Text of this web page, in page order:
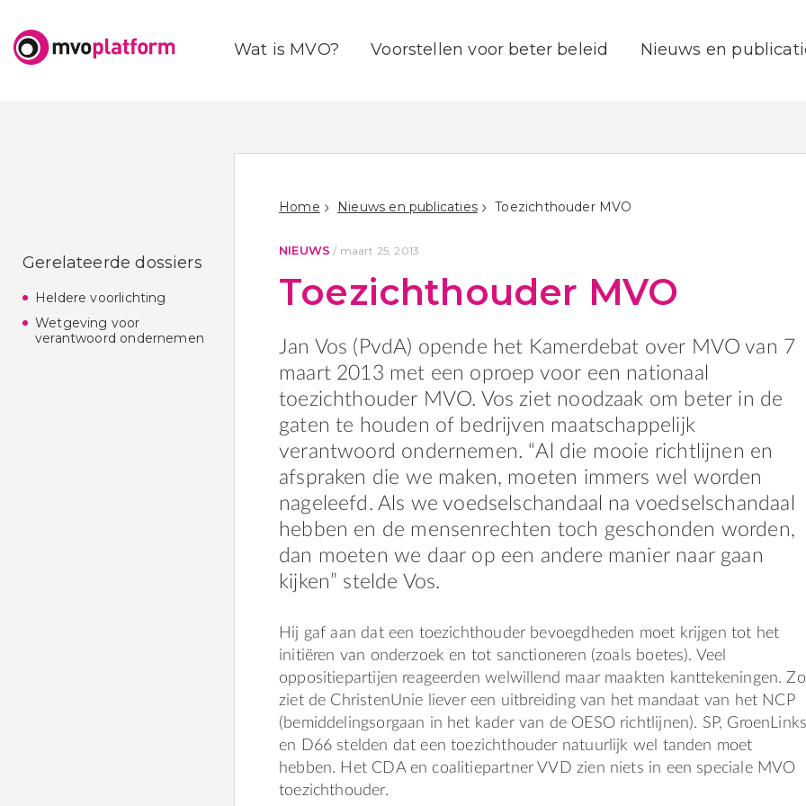
Wat is MVO? Voorstellen voor beter beleid Nieuws en
Gerelateerde dossiers
Heldere voorlichting
Wetgeving voor
verantwoord ondernemen
Home Nieuws en publicaties Toezichthouder MVO
NIEUWS / maart 25, 2013
Toezichthouder MVO
Jan Vos (PvdA) opende het Kamerdebat over MVO van 7
maart 2013 met een oproep voor een nationaal
toezichthouder MVO. Vos ziet noodzaak om beter in de
gaten te houden of bedrijven maatschappelijk
verantwoord ondernemen. “Al die mooie richtlijnen en
afspraken die we maken, moeten immers wel worden
nageleefd. Als we voedselschandaal na voedselschandaal
hebben en de mensenrechten toch geschonden worden,
dan moeten we daar op een andere manier naar gaan
kijken” stelde Vos.
Hij gaf aan dat een toezichthouder bevoegdheden moet krijgen tot het
initiëren van onderzoek en tot sanctioneren (zoals boetes). Veel
oppositiepartijen reageerden welwillend maar maakten kanttekeningen. Zo
ziet de ChristenUnie liever een uitbreiding van het mandaat van het NCP
(bemiddelingsorgaan in het kader van de OESO richtlijnen). SP,
en D66 stelden dat een toezichthouder natuurlijk wel tanden moet
hebben. Het CDA en coalitiepartner VVD zien niets in een speciale MVO
toezichthouder.